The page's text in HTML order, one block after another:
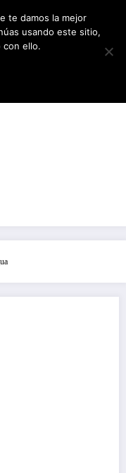
AM
te damos la mejor
usando este sitio,
con ello.